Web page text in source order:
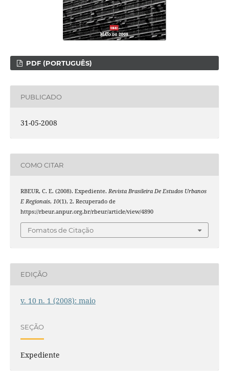
PDF (PORTUGUÊS)
PUBLICADO
31-05-2008
COMO CITAR
RBEUR, C. E. (2008). Expediente. Revista Brasileira De Estudos Urbanos
E Regionais, 10(1), 2. Recuperado de
https://rbeur.anpur.org.br/rbeur/article/view/4890
Fomatos de Citação
EDIÇÃO
v. 10 n. 1 (2008): maio
SEÇÃO
Expediente